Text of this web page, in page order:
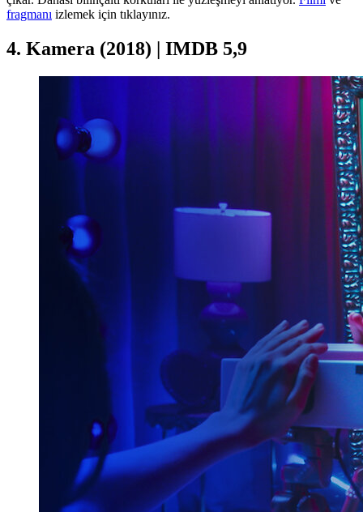
fragmanı izlemek için tıklayınız.
4. Kamera (2018) | IMDB 5,9